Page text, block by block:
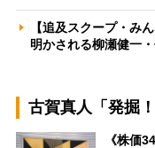
【追及スクープ・み
明かされる柳瀬健一
古賀真人「発掘
《株価